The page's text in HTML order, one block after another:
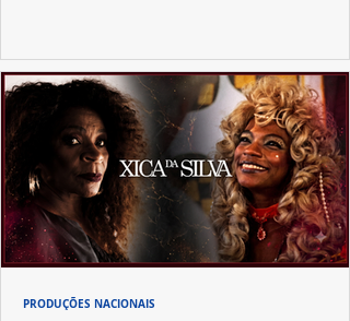
PRODUÇÕES NACIONAIS